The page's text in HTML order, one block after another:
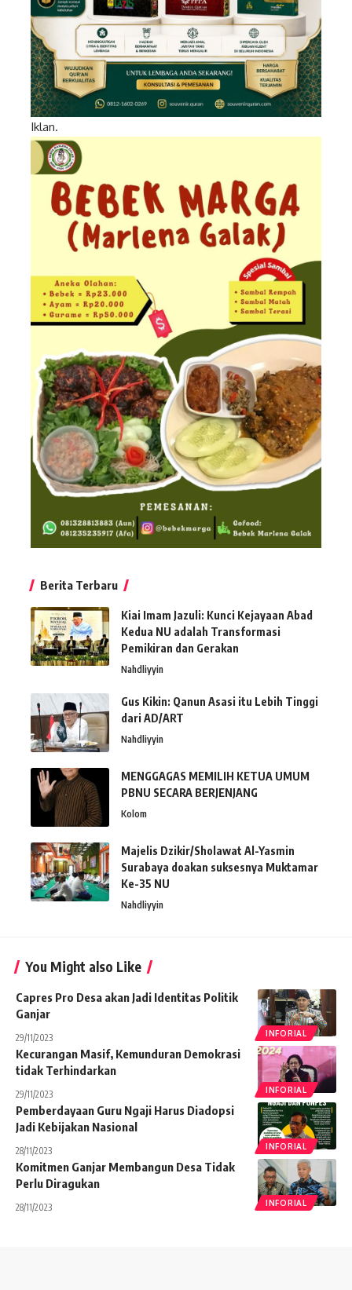
Iklan.
Berita Terbaru
Kiai Imam Jazuli: Kunci Kejayaan Abad
Kedua NU adalah Transformasi
Pemikiran dan Gerakan
Nahdliyyin
Gus Kikin: Qanun Asasi itu Lebih Tinggi
dari AD/ART
Nahdliyyin
MENGGAGAS MEMILIH KETUA UMUM
PBNU SECARA BERJENJANG
Kolom
Majelis Dzikir/Sholawat Al-Yasmin
Surabaya doakan suksesnya Muktamar
Ke-35 NU
Nahdliyyin
You Might also Like
INFORIAL
Capres Pro Desa akan Jadi Identitas Politik
Ganjar
29/11/2023
INFORIAL
Kecurangan Masif, Kemunduran Demokrasi
tidak Terhindarkan
29/11/2023
INFORIAL
Pemberdayaan Guru Ngaji Harus Diadopsi
Jadi Kebijakan Nasional
28/11/2023
INFORIAL
Komitmen Ganjar Membangun Desa Tidak
Perlu Diragukan
28/11/2023